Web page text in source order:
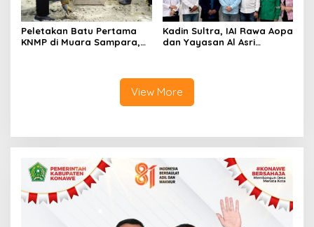
Peletakan Batu Pertama
KNMP di Muara Sampara,
Kadin Sultra, IAI Rawa Aopa
dan Yayasan Al Asri
View More